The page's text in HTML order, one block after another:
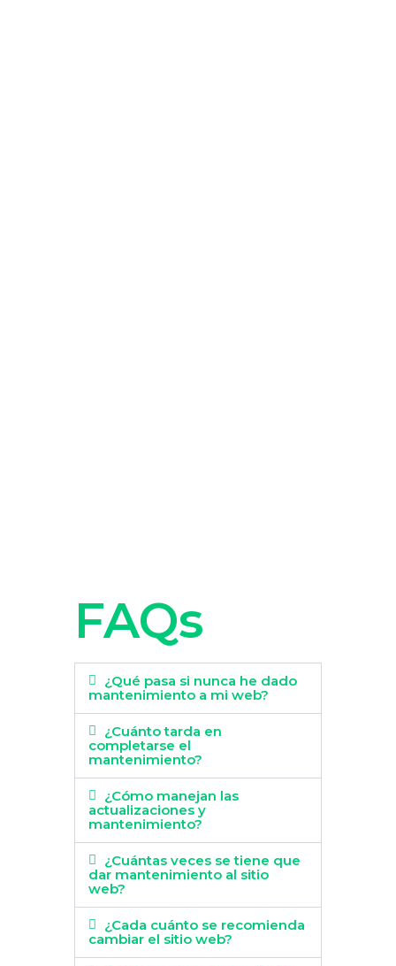
FAQs
¿Qué pasa si nunca he dado
mantenimiento a mi web?
¿Cuánto tarda en
completarse el
mantenimiento?
¿Cómo manejan las
actualizaciones y
mantenimiento?
¿Cuántas veces se tiene que
dar mantenimiento al sitio
web?
¿Cada cuánto se recomienda
cambiar el sitio web?